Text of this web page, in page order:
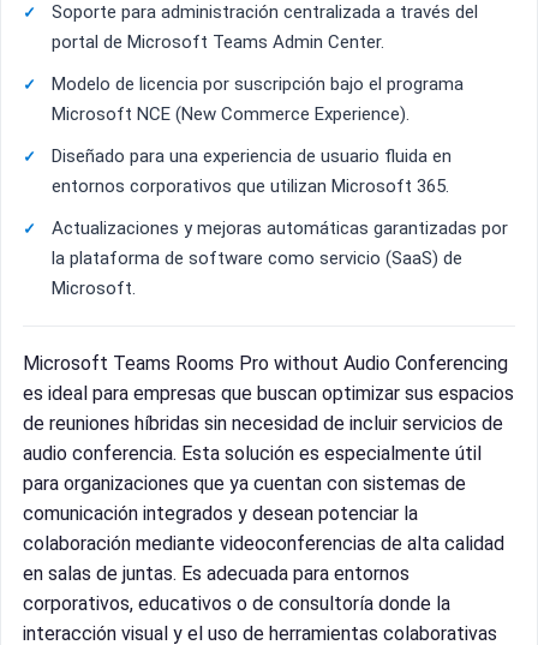
Soporte para administración centralizada a través del
portal de Microsoft Teams Admin Center.
Modelo de licencia por suscripción bajo el programa
Microsoft NCE (New Commerce Experience).
Diseñado para una experiencia de usuario fluida en
entornos corporativos que utilizan Microsoft 365.
Actualizaciones y mejoras automáticas garantizadas por
la plataforma de software como servicio (SaaS) de
Microsoft.
Microsoft Teams Rooms Pro without Audio Conferencing
es ideal para empresas que buscan optimizar sus espacios
de reuniones híbridas sin necesidad de incluir servicios de
audio conferencia. Esta solución es especialmente útil
para organizaciones que ya cuentan con sistemas de
comunicación integrados y desean potenciar la
colaboración mediante videoconferencias de alta calidad
en salas de juntas. Es adecuada para entornos
corporativos, educativos o de consultoría donde la
interacción visual y el uso de herramientas colaborativas